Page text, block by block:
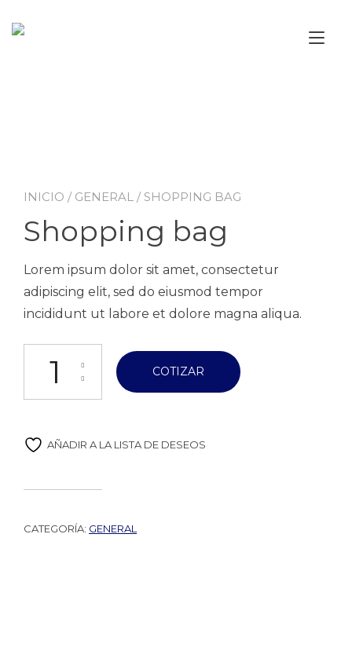
contenido
INICIO / GENERAL / SHOPPING BAG
Shopping bag
Lorem ipsum dolor sit amet, consectetur
adipiscing elit, sed do eiusmod tempor
incididunt ut labore et dolore magna aliqua.
Shopping bag cantidad
COTIZAR
AÑADIR A LA LISTA DE DESEOS
CATEGORÍA: GENERAL